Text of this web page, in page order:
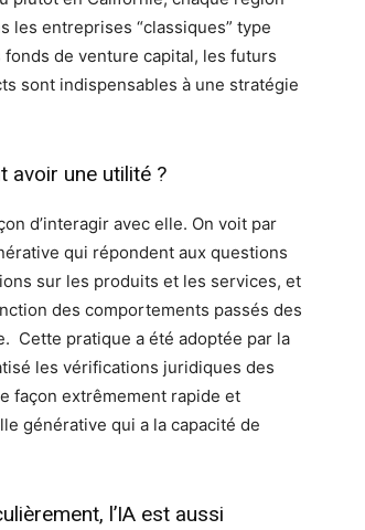
les entreprises “classiques” type
de venture capital, les futurs
sont indispensables à une stratégie
avoir une utilité ?
d’interagir avec elle. On voit par
qui répondent aux questions
sur les produits et les services, et
des comportements passés des
Cette pratique a été adoptée par la
les vérifications juridiques des
façon extrêmement rapide et
générative qui a la capacité de
l’IA est aussi